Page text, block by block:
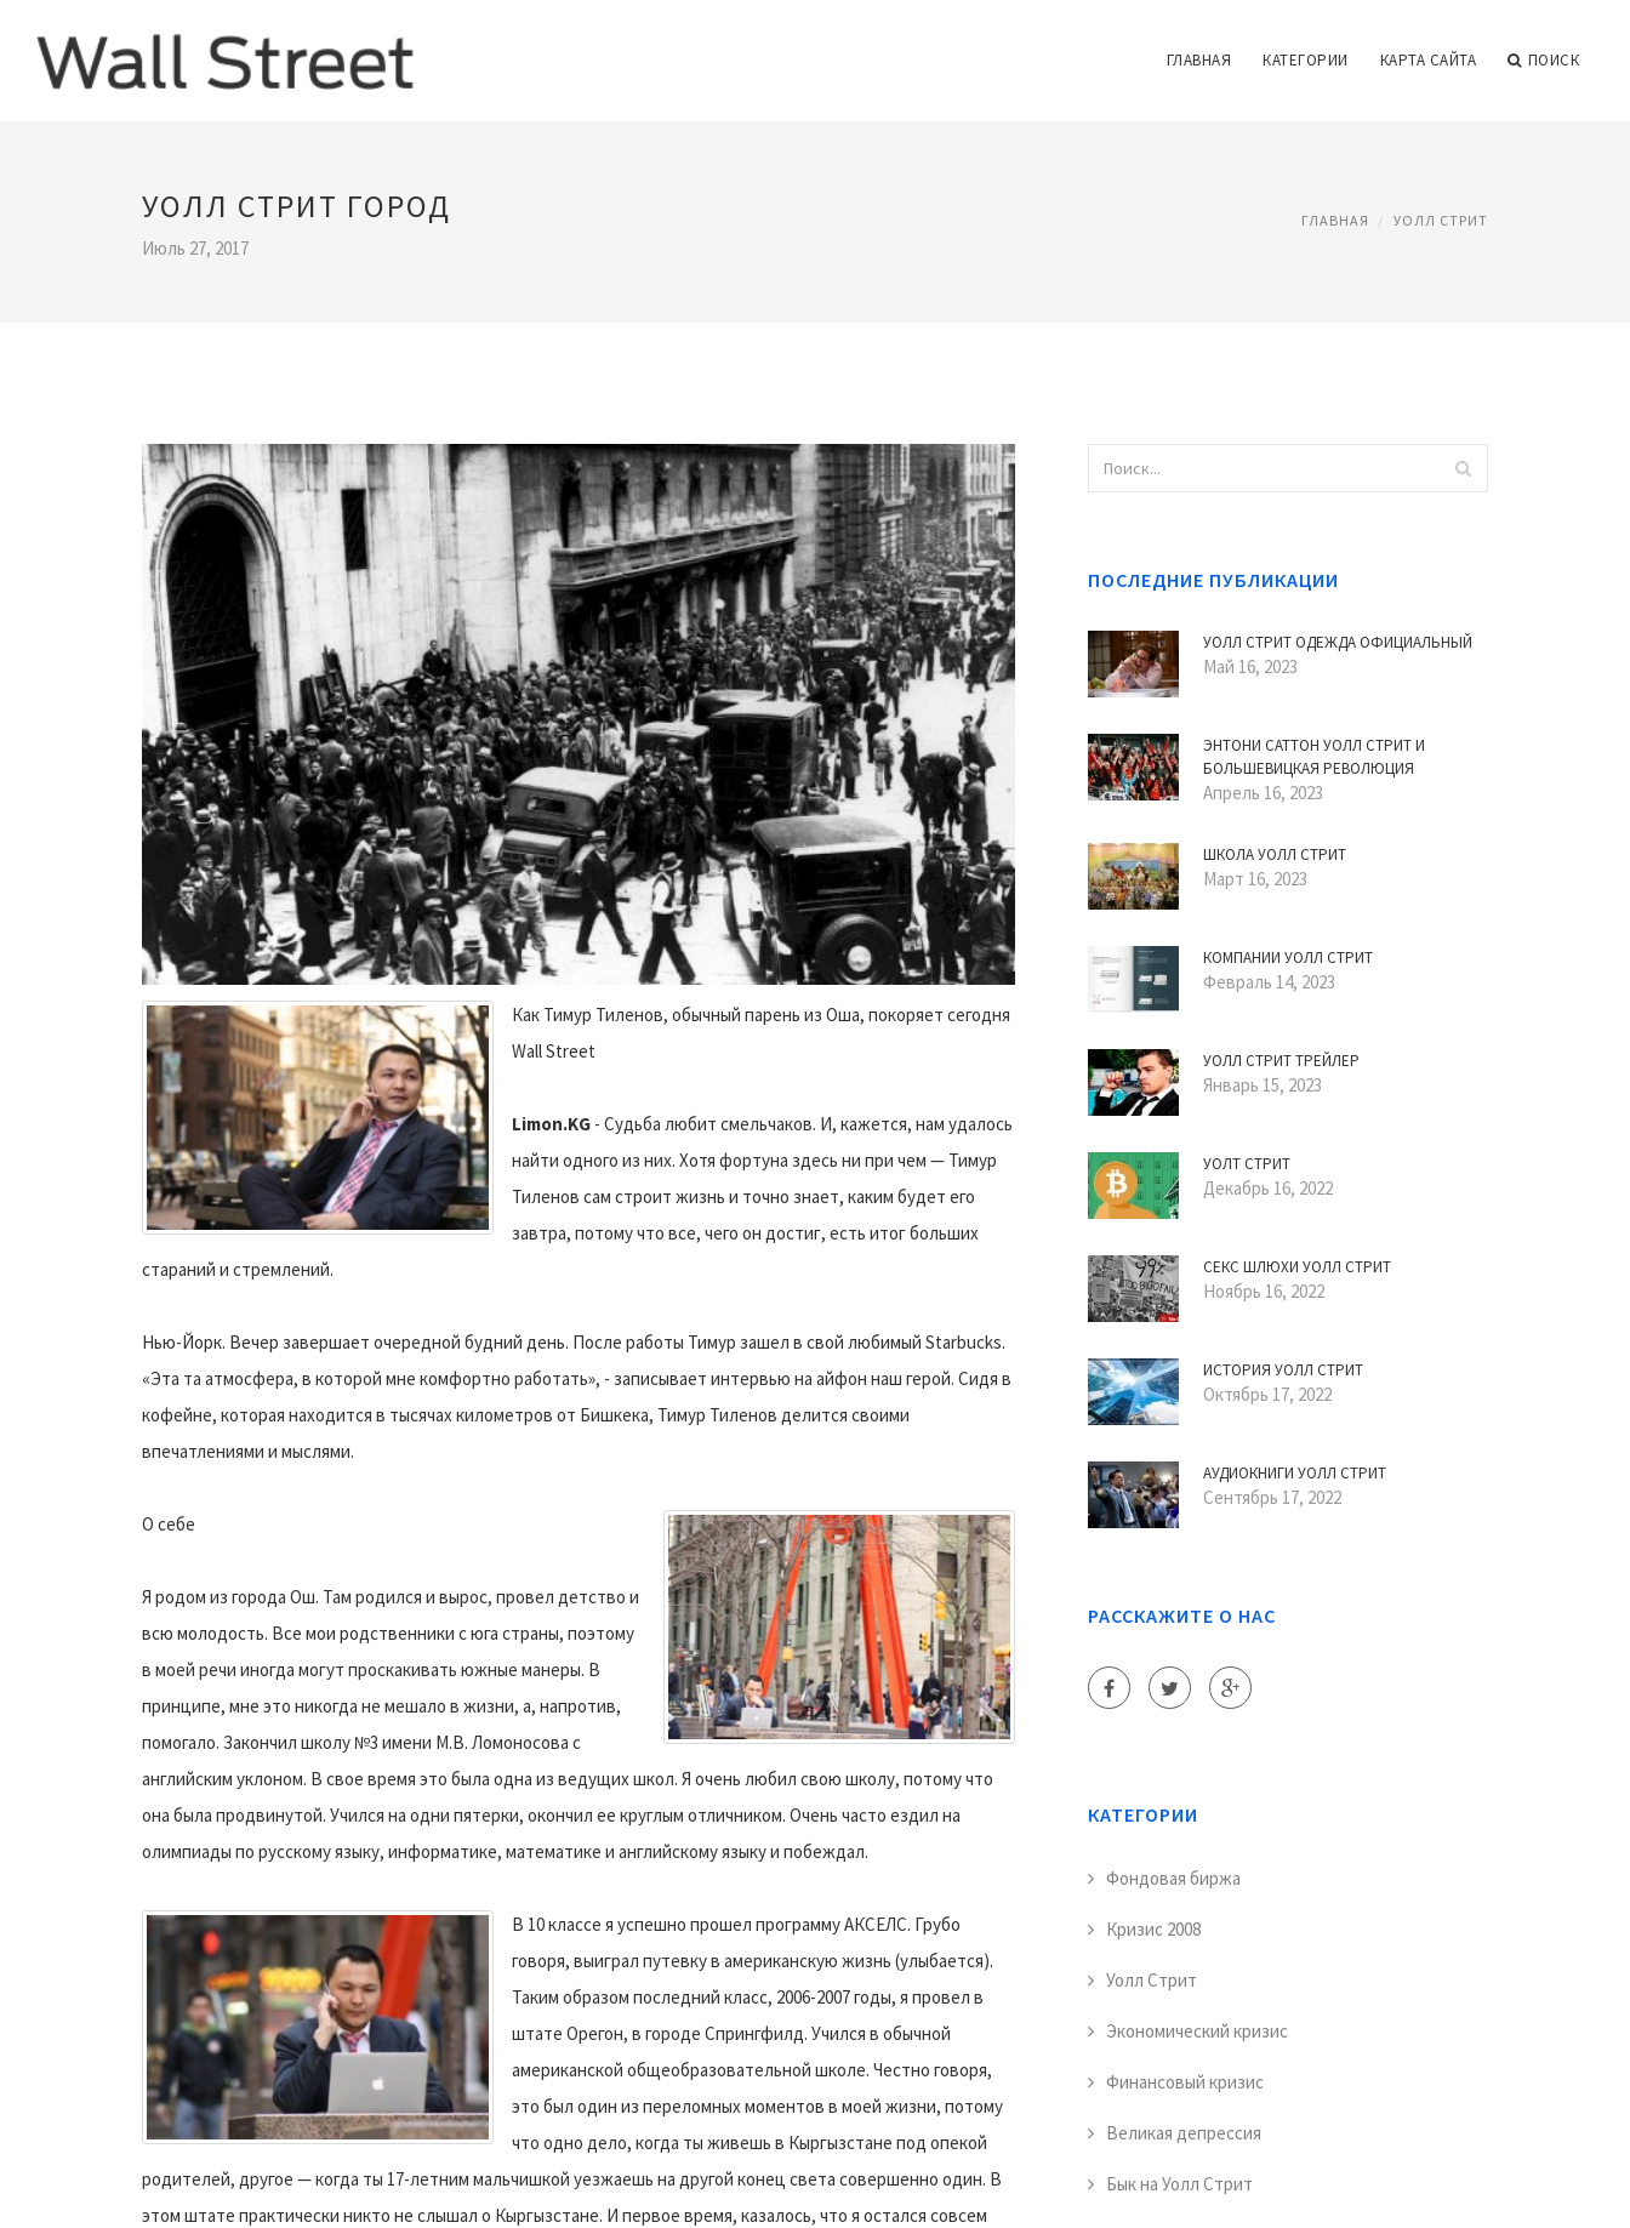
ГЛАВНАЯ КАТЕГОРИИ КАРТА САЙТА ПОИСК
УОЛЛ СТРИТ ГОРОД
Июль 27, 2017
ГЛАВНАЯ УОЛЛ СТРИТ
Как Тимур Тиленов, обычный парень из Оша, покоряет сегодня
Wall Street
Limon.KG - Судьба любит смельчаков. И, кажется, нам удалось
найти одного из них. Хотя фортуна здесь ни при чем — Тимур
Тиленов сам строит жизнь и точно знает, каким будет его
завтра, потому что все, чего он достиг, есть итог больших
стараний и стремлений.
Нью-Йорк. Вечер завершает очередной будний день. После работы Тимур зашел в свой любимый Starbucks.
«Эта та атмосфера, в которой мне комфортно работать», - записывает интервью на айфон наш герой. Сидя в
кофейне, которая находится в тысячах километров от Бишкека, Тимур Тиленов делится своими
впечатлениями и мыслями.
О себе
Я родом из города Ош. Там родился и вырос, провел детство и
всю молодость. Все мои родственники с юга страны, поэтому
в моей речи иногда могут проскакивать южные манеры. В
принципе, мне это никогда не мешало в жизни, а, напротив,
помогало. Закончил школу №3 имени М.В. Ломоносова с
английским уклоном. В свое время это была одна из ведущих школ. Я очень любил свою школу, потому что
она была продвинутой. Учился на одни пятерки, окончил ее круглым отличником. Очень часто ездил на
олимпиады по русскому языку, информатике, математике и английскому языку и побеждал.
В 10 классе я успешно прошел программу АКСЕЛС. Грубо
говоря, выиграл путевку в американскую жизнь (улыбается).
Таким образом последний класс, 2006-2007 годы, я провел в
штате Орегон, в городе Спрингфилд. Учился в обычной
американской общеобразовательной школе. Честно говоря,
это был один из переломных моментов в моей жизни, потому
что одно дело, когда ты живешь в Кыргызстане под опекой
родителей, другое — когда ты 17-летним мальчишкой уезжаешь на другой конец света совершенно один. В
этом штате практически никто не слышал о Кыргызстане. И первое время, казалось, что я остался совсем
ПОСЛЕДНИЕ ПУБЛИКАЦИИ
УОЛЛ СТРИТ ОДЕЖДА ОФИЦИАЛЬНЫЙ
Май 16, 2023
ЭНТОНИ САТТОН УОЛЛ СТРИТ И
БОЛЬШЕВИЦКАЯ РЕВОЛЮЦИЯ
Апрель 16, 2023
ШКОЛА УОЛЛ СТРИТ
Март 16, 2023
КОМПАНИИ УОЛЛ СТРИТ
Февраль 14, 2023
УОЛЛ СТРИТ ТРЕЙЛЕР
Январь 15, 2023
УОЛТ СТРИТ
Декабрь 16, 2022
СЕКС ШЛЮХИ УОЛЛ СТРИТ
Ноябрь 16, 2022
ИСТОРИЯ УОЛЛ СТРИТ
Октябрь 17, 2022
АУДИОКНИГИ УОЛЛ СТРИТ
Сентябрь 17, 2022
РАССКАЖИТЕ О НАС
КАТЕГОРИИ
Фондовая биржа
Кризис 2008
Уолл Стрит
Экономический кризис
Финансовый кризис
Великая депрессия
Бык на Уолл Стрит